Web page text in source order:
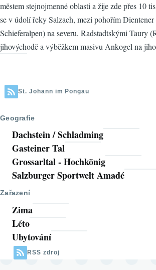
městem stejnojmenné oblasti a žije zde přes 10
se v údolí řeky Salzach, mezi pohořím
Schieferalpen) na severu, Radstadtskými Taury
jihovýchodě a výběžkem masivu Ankogel na
St. Johann im Pongau
Geografie
Dachstein / Schladming
Gasteiner Tal
Grossarltal - Hochkönig
Salzburger Sportwelt Amadé
Zařazení
Zima
Léto
Ubytování
RSS zdroj